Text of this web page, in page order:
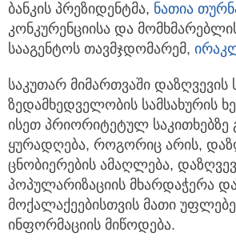
ბანკის პრეზიდენტმა, ნათია
კონკურენციისა და
სააგენტოს თავმჯდომარემ,
საკუთარ მიმართვაში
ზედამხედველობის სამსახურის
ისეთ პრიორიტეტულ საკითხებზე
ყურადღება, როგორიც არის,
ცნობიერების ამაღლება,
პოპულარიზაციის მხარდაჭერა
მოქალაქეებისთვის მათი
ინფორმაციის მიწოდება.